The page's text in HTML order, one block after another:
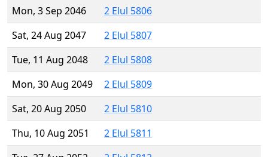
Mon, 3 Sep 2046
2 Elul 5806
Sat, 24 Aug 2047
2 Elul 5807
Tue, 11 Aug 2048
2 Elul 5808
Mon, 30 Aug 2049
2 Elul 5809
Sat, 20 Aug 2050
2 Elul 5810
Thu, 10 Aug 2051
2 Elul 5811